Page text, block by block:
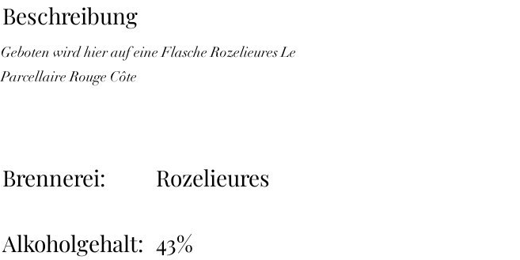
Beschreibung
Geboten wird hier auf eine Flasche Rozelieures Le
Parcellaire Rouge Côte
Brennerei: Rozelieures
Alkoholgehalt: 43%